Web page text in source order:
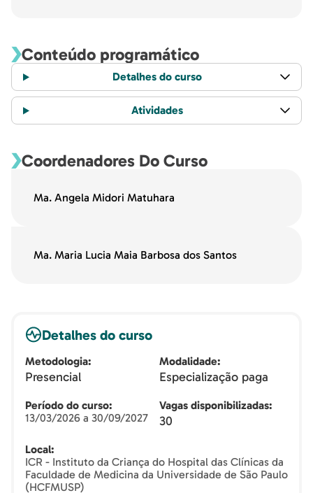
Conteúdo programático
Detalhes do curso
Atividades
Coordenadores Do Curso
Ma. Angela Midori Matuhara
Ma. Maria Lucia Maia Barbosa dos Santos
Detalhes do curso
Metodologia
Presencial
Modalidade
Especialização paga
Período do curso
13/03/2026 a 30/09/2027
Vagas disponibilizadas
30
Local
ICR - Instituto da Criança do Hospital das Clínicas da
Faculdade de Medicina da Universidade de São Paulo
(HCFMUSP)